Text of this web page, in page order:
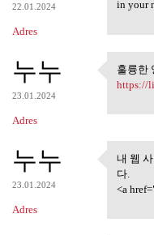
22.01.2024
Adres
in your
누누
23.01.2024
Adres
훌륭
훌륭한
https://
누누
23.01.2024
Adres
내 웹
를
내 웹
다.
<a